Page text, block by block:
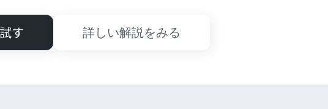
す 詳しい解説をみる